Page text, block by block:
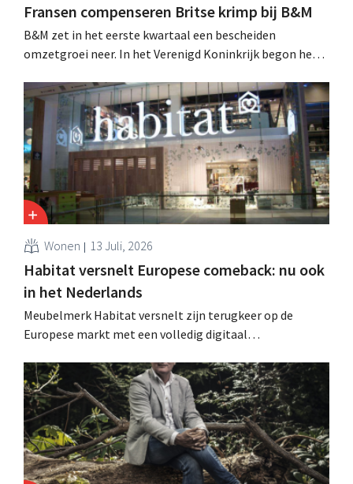
Fransen compenseren Britse krimp bij B&M
B&M zet in het eerste kwartaal een bescheiden
omzetgroei neer. In het Verenigd Koninkrijk begon het
een betere prestatie van Heron Foods vingen de daling
op.
Wonen 13 Juli, 2026
Habitat versnelt Europese comeback: nu ook
in het Nederlands
Meubelmerk Habitat versnelt zijn terugkeer op de
Europese markt met een volledig digitaal
unique groeit het merk opnieuw en mikt het op
aanwezigheid in veertien Europese landen.